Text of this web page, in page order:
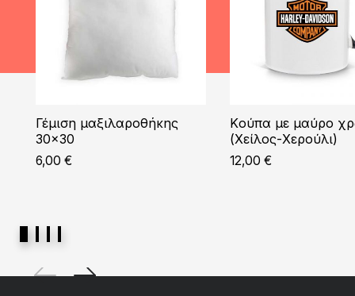
Γέμιση μαξιλαροθήκης
30×30
6,00 €
Kούπα με μαύρο
(Χείλος-Χερούλι)
12,00 €